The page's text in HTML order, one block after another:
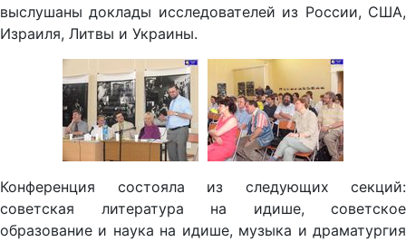
выслушаны доклады исследователей из России, США,
Израиля, Литвы и Украины.
Конференция состояла из следующих секций:
советская литература на идише, советское
образование и наука на идише, музыка и драматургия